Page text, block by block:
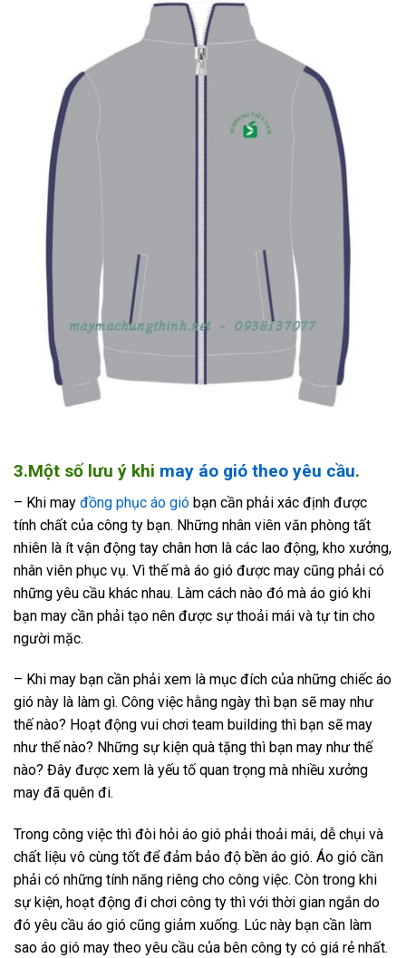
3.Một số lưu ý khi may áo gió theo yêu cầu.
– Khi may đồng phục áo gió bạn cần phải xác định được
tính chất của công ty bạn. Những nhân viên văn phòng tất
nhiên là ít vận động tay chân hơn là các lao động, kho xưởng,
nhân viên phục vụ. Vì thế mà áo gió được may cũng phải có
những yêu cầu khác nhau. Làm cách nào đó mà áo gió khi
bạn may cần phải tạo nên được sự thoải mái và tự tin cho
người mặc.
– Khi may bạn cần phải xem là mục đích của những chiếc áo
gió này là làm gì. Công việc hằng ngày thì bạn sẽ may như
thế nào? Hoạt động vui chơi team building thì bạn sẽ may
như thế nào? Những sự kiện quà tặng thì bạn may như thế
nào? Đây được xem là yếu tố quan trọng mà nhiều xưởng
may đã quên đi.
Trong công việc thì đòi hỏi áo gió phải thoải mái, dễ chụi và
chất liệu vô cùng tốt để đảm bảo độ bền áo gió. Áo gió cần
phải có những tính năng riêng cho công việc. Còn trong khi
sự kiện, hoạt động đi chơi công ty thì với thời gian ngắn do
đó yêu cầu áo gió cũng giảm xuống. Lúc này bạn cần làm
sao áo gió may theo yêu cầu của bên công ty có giá rẻ nhất.